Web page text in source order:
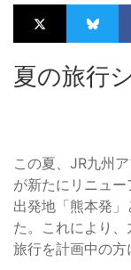
夏の旅行
この夏、JR九州
が新たにリニュ
出発地「熊本発
た。これにより、
旅行を計画中の方